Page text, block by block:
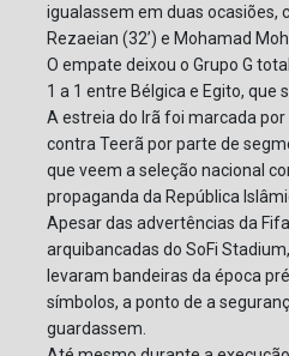
igualassem em duas ocasiões,
Rezaeian (32’) e Mohamad
O empate deixou o Grupo G
1 a 1 entre Bélgica e Egito, que
A estreia do Irã foi marcada
contra Teerã por parte de
que veem a seleção nacional
propaganda da República
Apesar das advertências da
arquibancadas do SoFi
levaram bandeiras da época
símbolos, a ponto de a
guardassem.